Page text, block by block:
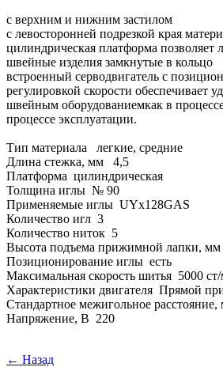
с верхним и нижним застилом
с левосторонней подрезкой края
цилиндрическая платформа позволяет
швейные изделия замкнутые в кольцо
встроенный серводвигатель с
регулировкой скорости обеспечивает
швейным оборудованиемкак в
процессе эксплуатации.
Тип материала легкие, средние
Длина стежка, мм 4,5
Платформа цилиндрическая
Толщина иглы № 90
Применяемые иглы UYx128GAS
Количество игл 3
Количество ниток 5
Высота подъема прижимной лапки,
Позиционирование иглы есть
Максимальная скорость шитья 5000
Характеристики двигателя Прямой
Стандартное межигольное
Напряжение, В 220
← Назад